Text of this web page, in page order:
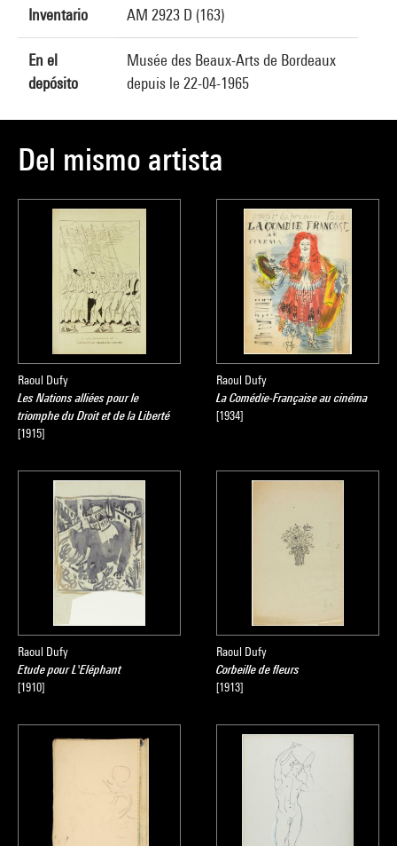
Inventario AM 2923 D (163)
En el
depósito
Musée des Beaux-Arts de Bordeaux
depuis le 22-04-1965
Del mismo artista
Raoul Dufy
Les Nations alliées pour le
triomphe du Droit et de la Liberté
[1915]
Raoul Dufy
La Comédie-Française au cinéma
[1934]
Raoul Dufy
Etude pour L'Eléphant
[1910]
Raoul Dufy
Corbeille de fleurs
[1913]